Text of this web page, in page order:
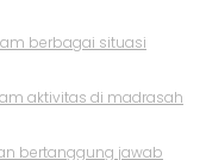
berbagai situasi
aktivitas di madrasah
bertanggung jawab